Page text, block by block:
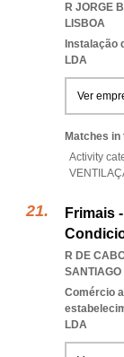
R JORGE
LISBOA
Instalação
LDA
Ver
Matches
Activity
Frimais
R DE
Comércio
LDA